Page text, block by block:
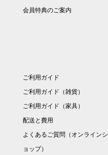
会員特典のご案内
ご利用ガイド
ご利用ガイド（雑貨）
ご利用ガイド（家具）
配送と費用
よくあるご質問（オンラインシ
ョップ）